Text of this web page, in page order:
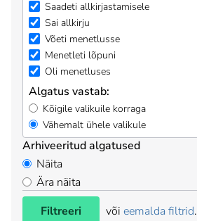
Saadeti allkirjastamisele
Sai allkirju
Võeti menetlusse
Menetleti lõpuni
Oli menetluses
Algatus vastab:
Kõigile valikuile korraga
Vähemalt ühele valikule
Arhiveeritud algatused
Näita
Ära näita
Filtreeri
või eemalda filtrid.